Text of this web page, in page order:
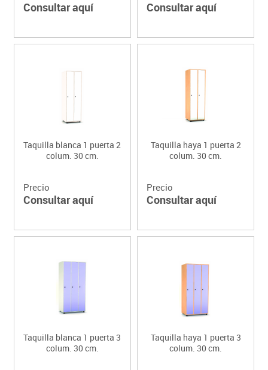
Consultar aquí Consultar aquí
Taquilla blanca 1 puerta 2
colum. 30 cm.
Precio
Consultar aquí
Taquilla haya 1 puerta 2
colum. 30 cm.
Precio
Consultar aquí
Taquilla blanca 1 puerta 3
colum. 30 cm.
Taquilla haya 1 puerta 3
colum. 30 cm.